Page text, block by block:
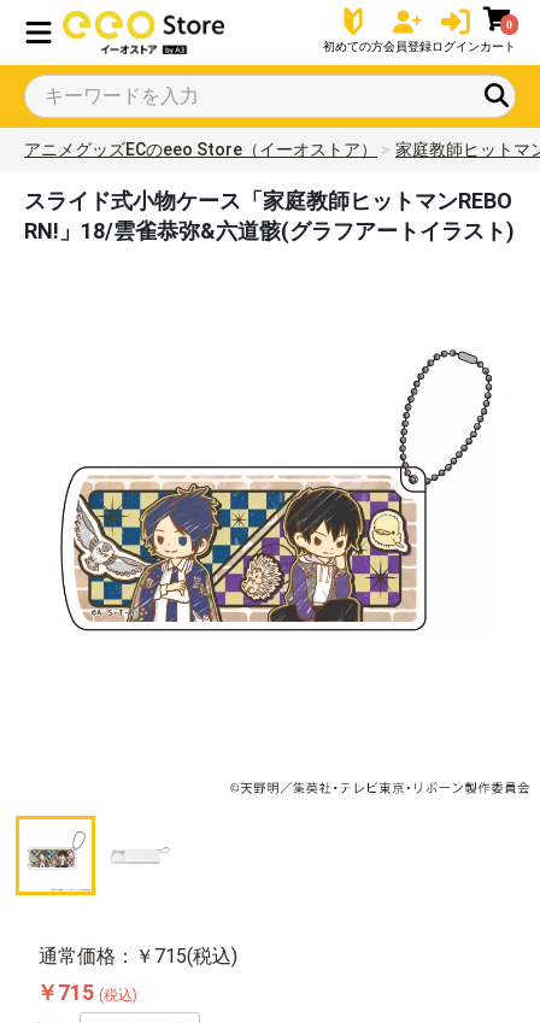
初めての方会員登録ログイン
0
カート
アニメグッズECのeeo Store（イーオストア） 家庭教師ヒットマ
スライド式小物ケース「家庭教師ヒットマンREBO
RN!」18/雲雀恭弥&六道骸(グラフアートイラスト)
通常価格：￥715(税込)
￥715 (税込)